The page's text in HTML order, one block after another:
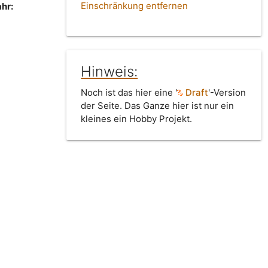
Einschränkung entfernen
Hinweis:
Noch ist das hier eine ' Draft'-Version
der Seite. Das Ganze hier ist nur ein
kleines ein Hobby Projekt.